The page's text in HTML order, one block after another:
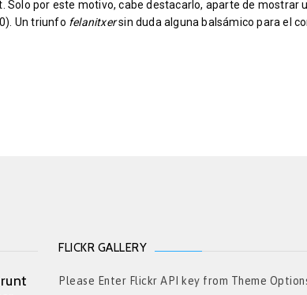
Solo por este motivo, cabe destacarlo, aparte de mostrar
Un triunfo felanitxersin duda alguna balsámico para el
FLICKR GALLERY
Please Enter Flickr API key from Theme